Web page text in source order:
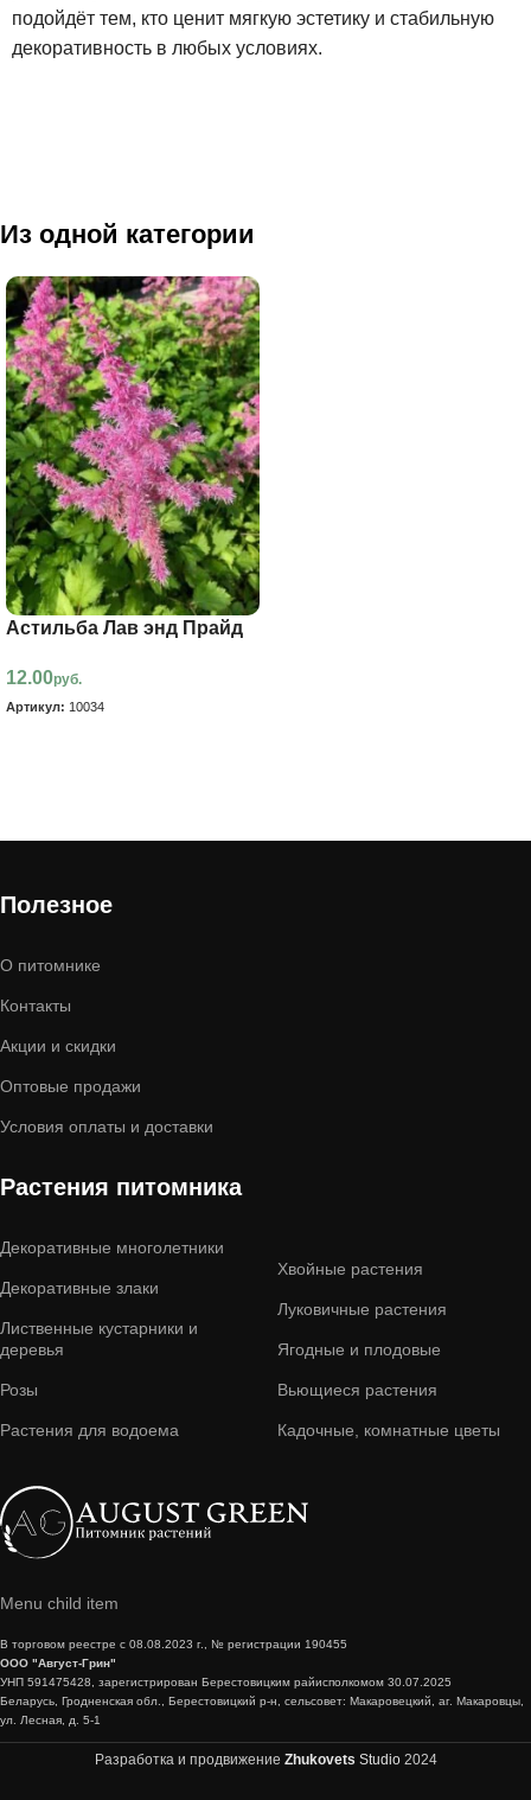
подойдёт тем, кто ценит мягкую эстетику и стабильную
декоративность в любых условиях.
Из одной категории
Астильба Лав энд Прайд
12.00руб.
Артикул: 10034
Полезное
О питомнике
Контакты
Акции и скидки
Оптовые продажи
Условия оплаты и доставки
Растения питомника
Декоративные многолетники
Декоративные злаки
Лиственные кустарники и
деревья
Розы
Растения для водоема
Хвойные растения
Луковичные растения
Ягодные и плодовые
Вьющиеся растения
Кадочные, комнатные цветы
Menu child item
В торговом реестре с 08.08.2023 г., № регистрации 190455
ООО "Август-Грин"
УНП 591475428, зарегистрирован Берестовицким райисполкомом 30.07.2025
Беларусь, Гродненская обл., Берестовицкий р-н, сельсовет: Макаровецкий, аг. Макаровцы,
ул. Лесная, д. 5-1
Разработка и продвижение Zhukovets Studio 2024